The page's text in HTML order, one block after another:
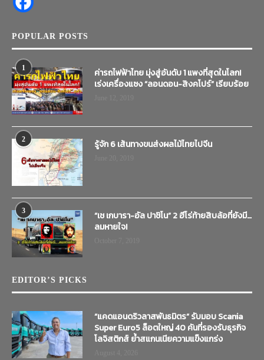
POPULAR POSTS
1
ค่ารถไฟฟ้าไทย มุ่งสู่อันดับ 1 แพงที่สุดในโลก!
เร่งเครื่องแซง “ลอนดอน-สิงคโปร์” เรียบร้อย
2 รู้จัก 6 เส้นทางขนส่งผลไม้ไทยไปจีน
3
“เช เกบารา-อัล ปาชิโน” 2 ฮีโร่ท้ายสิบล้อที่ยังมี…
ลมหายใจ!
EDITOR’S PICKS
“แคดแอนดริวลาสพันธมิตร” รับมอบ Scania
Super Euro5 ล็อตใหญ่ 40 คันที่รองรับธุรกิจ
โลจิสติกส์ ย้ำสแกนเนียความแข็งแกร่ง